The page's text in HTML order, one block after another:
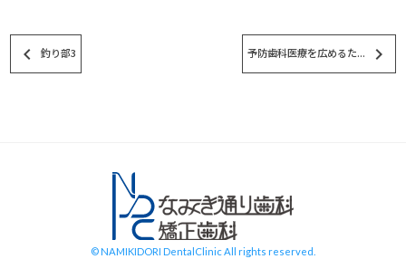
keyboard_arrow_left 釣り部3 予防歯科医療を広めるた... keyboard_arrow_right
© NAMIKIDORI DentalClinic All rights reserved.